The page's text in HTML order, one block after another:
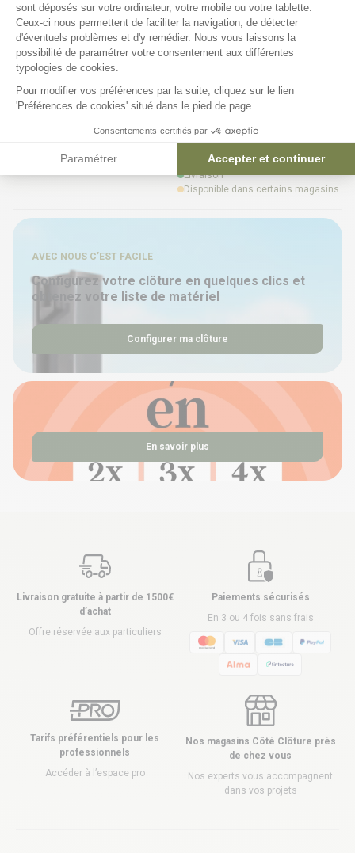
AVEC NOUS C’EST FACILE
Configurez votre clôture en quelques clics et
obtenez votre liste de matériel
Configurer ma clôture
En savoir plus
94,92 €
Livraison
Disponible dans certains magasins
Clôture palissade bois - panneau
SENTO
92,30 €
Livraison
Disponible dans certains magasins
Livraison gratuite à partir de 1500€
d’achat
Offre réservée aux particuliers
Paiements sécurisés
En 3 ou 4 fois sans frais
Tarifs préférentiels pour les
professionnels
Accéder à l’espace pro
Nos magasins Côté Clôture près
de chez vous
Nos experts vous accompagnent
dans vos projets
sont déposés sur votre ordinateur, votre mobile ou votre tablette.
Ceux-ci nous permettent de faciliter la navigation, de détecter
d'éventuels problèmes et d'y remédier. Nous vous laissons la
possibilité de paramétrer votre consentement aux différentes
typologies de cookies.
Pour modifier vos préférences par la suite, cliquez sur le lien
'Préférences de cookies' situé dans le pied de page.
Consentements certifiés par
Paramétrer Accepter et continuer
Axeptio consent